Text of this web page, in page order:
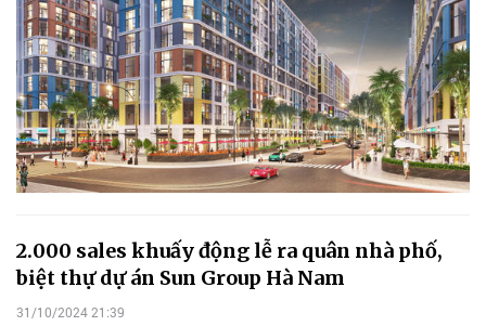
2.000 sales khuấy động lễ ra quân nhà phố,
biệt thự dự án Sun Group Hà Nam
31/10/2024 21:39